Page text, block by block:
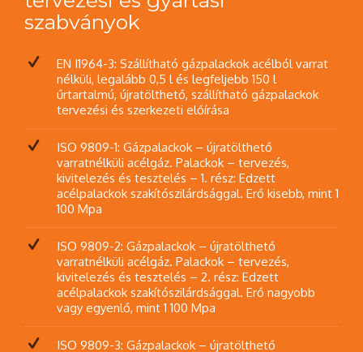
szabványok
EN I1964-3: Szállítható gázpalackok acélból varrat
nélküli, legalább 0,5 l és legfeljebb 150 l
űrtartalmú, újratölthető, szállítható gázpalackok
tervezési és szerkezeti előírása
ISO 9809-1: Gázpalackok – újratölthető
varratnélküli acélgáz. Palackok – tervezés,
kivitelezés és tesztelés – 1. rész: Edzett
acélpalackok szakítószilárdsággal. Erő kisebb, mint 1
100 Mpa
ISO 9809-2: Gázpalackok – újratölthető
varratnélküli acélgáz. Palackok – tervezés,
kivitelezés és tesztelés – 2. rész: Edzett
acélpalackok szakítószilárdsággal. Erő nagyobb
vagy egyenlő, mint 1 100 Mpa
ISO 9809-3: Gázpalackok – újratölthető